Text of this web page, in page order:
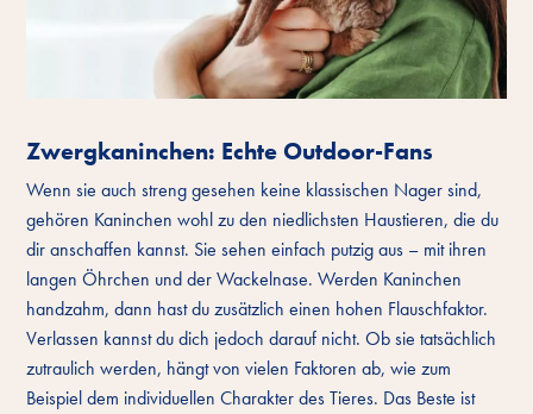
Zwergkaninchen: Echte Outdoor-Fans
Wenn sie auch streng gesehen keine klassischen Nager sind,
gehören Kaninchen wohl zu den niedlichsten Haustieren, die du
dir anschaffen kannst. Sie sehen einfach putzig aus – mit ihren
langen Öhrchen und der Wackelnase. Werden Kaninchen
handzahm, dann hast du zusätzlich einen hohen Flauschfaktor.
Verlassen kannst du dich jedoch darauf nicht. Ob sie tatsächlich
zutraulich werden, hängt von vielen Faktoren ab, wie zum
Beispiel dem individuellen Charakter des Tieres. Das Beste ist